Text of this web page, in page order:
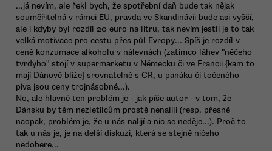
...já nevím, ale řekl bych, že spotřební daň bude tak nějak
souměřitelná v rámci EU, pravda ve Skandinávii bude asi vyšší,
ale i kdyby byl rozdíl 20 euro na litru, tak nevím jestli je to tak
velká motivace pro cestu přes půl Evropy... Spíš je rozdíl v
ceně konzumace alkoholu v nálevnách (zatímco láhev "něčeho
tvrdyho" stojí v supermarketu v Německu či ve Francii {kam to
mají Dánové blíže} srovnatelně s ČR, u panáku či točeného
piva jsou ceny trojnásobné...).
No, ale hlavně ten problém je - jak píše autor - v tom, že
Dánsku by těm nezletilcům prostě nenalili (resp. přesně
naopak, problém je, že u nás nalijí a nic se neděje...). Proč to
tak u nás je, je na delší diskuzi, která se stejně ničeho
nedobere...